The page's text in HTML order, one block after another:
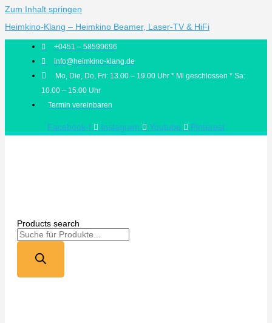
Zum Inhalt springen
Heimkino-Klang – Heimkino Beamer, Laser-TV & HiFi
+0451 – 58599696
info@heimkino-klang.de
Mo, Die, Do, Fri: 13.00 – 19.00 Uhr * Mi geschlossen * Sa:
10.00 – 15.00 Uhr
Termin vereinbaren
Facebook-f Instagram Youtube Pinterest
Products search